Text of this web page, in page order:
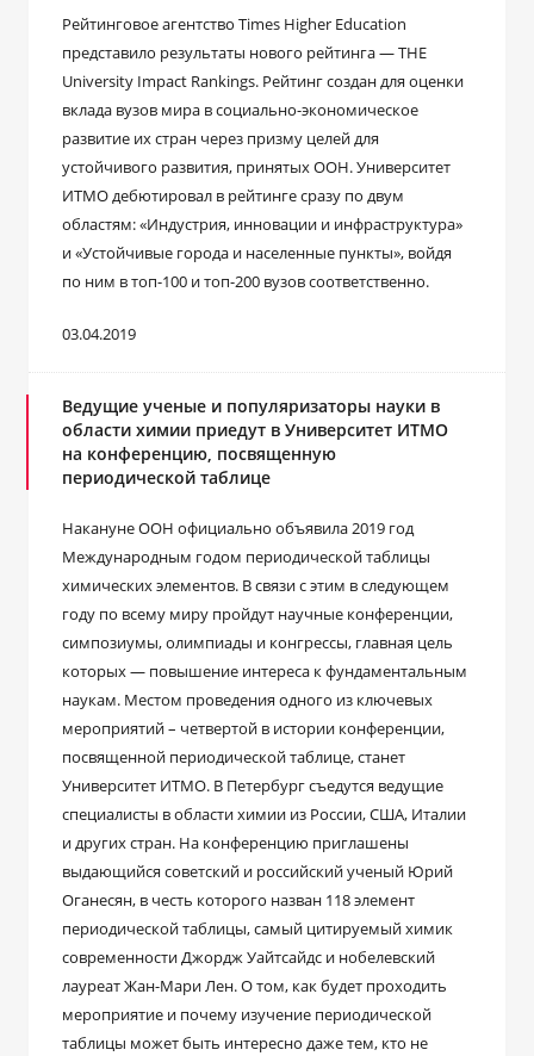
Рейтинговое агентство Times Higher Education
представило результаты нового рейтинга — THE
University Impact Rankings. Рейтинг создан для оценки
вклада вузов мира в социально-экономическое
развитие их стран через призму целей для
устойчивого развития, принятых ООН. Университет
ИТМО дебютировал в рейтинге сразу по двум
областям: «Индустрия, инновации и инфраструктура»
и «Устойчивые города и населенные пункты», войдя
по ним в топ-100 и топ-200 вузов соответственно.
03.04.2019
Ведущие ученые и популяризаторы науки в
области химии приедут в Университет ИТМО
на конференцию, посвященную
периодической таблице
Накануне ООН официально объявила 2019 год
Международным годом периодической таблицы
химических элементов. В связи с этим в следующем
году по всему миру пройдут научные конференции,
симпозиумы, олимпиады и конгрессы, главная цель
которых — повышение интереса к фундаментальным
наукам. Местом проведения одного из ключевых
мероприятий – четвертой в истории конференции,
посвященной периодической таблице, станет
Университет ИТМО. В Петербург съедутся ведущие
специалисты в области химии из России, США, Италии
и других стран. На конференцию приглашены
выдающийся советский и российский ученый Юрий
Оганесян, в честь которого назван 118 элемент
периодической таблицы, самый цитируемый химик
современности Джордж Уайтсайдс и нобелевский
лауреат Жан-Мари Лен. О том, как будет проходить
мероприятие и почему изучение периодической
таблицы может быть интересно даже тем, кто не